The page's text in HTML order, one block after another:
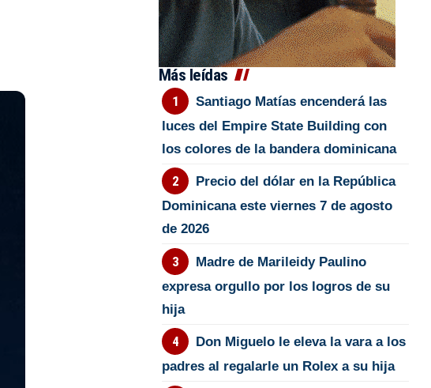
Más leídas
Santiago Matías encenderá las
luces del Empire State Building con
los colores de la bandera dominicana
Precio del dólar en la República
Dominicana este viernes 7 de agosto
de 2026
Madre de Marileidy Paulino
expresa orgullo por los logros de su
hija
Don Miguelo le eleva la vara a los
padres al regalarle un Rolex a su hija